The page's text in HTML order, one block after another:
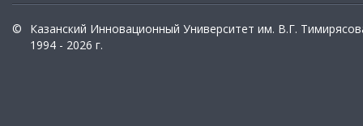
©
Казанский Инновационный Университет им. В.Г.
1994 - 2026 г.